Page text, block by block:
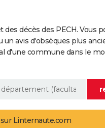
décès des PECH. Vous
avis d'obsèques plus
d'une commune dans le
Linternaute.com